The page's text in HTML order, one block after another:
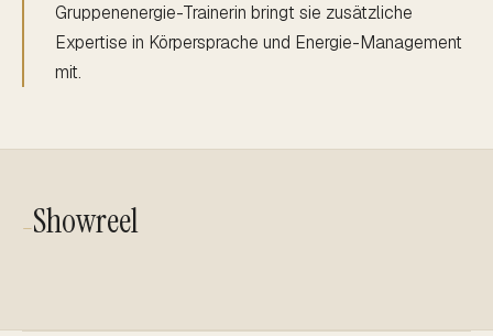
Gruppenenergie-Trainerin bringt sie zusätzliche
Expertise in Körpersprache und Energie-Management
mit.
—Showreel